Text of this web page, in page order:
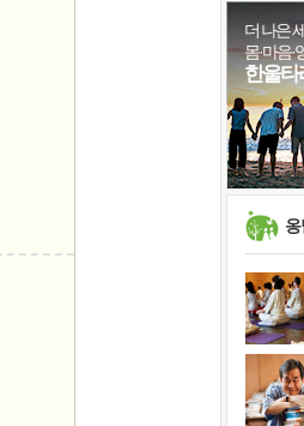
졸
슬
보
못
희
'모
#바이러
#독서캠
#유튜브
#도움
더 나은
몸·마음
한울타